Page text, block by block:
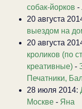
собак-йорков -
20 августа
выездом на
20 августа
кроликов (по
креативные) -
Печатники,
28 июля 2014:
Москве - Яна